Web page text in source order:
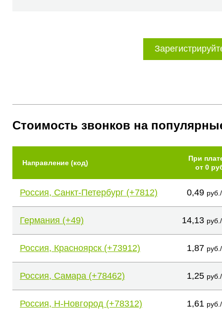
Стоимость звонков на
Направление (код)
При
от 0
Россия, Санкт-Петербург (+7812) 0,49
Германия (+49) 14,13
Россия, Красноярск (+73912) 1,87
Россия, Самара (+78462) 1,25
Россия, Н-Новгород (+78312) 1,61